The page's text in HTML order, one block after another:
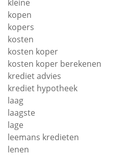
kleine
kopen
kopers
kosten
kosten koper
kosten koper berekenen
krediet advies
krediet hypotheek
laag
laagste
lage
leemans kredieten
lenen